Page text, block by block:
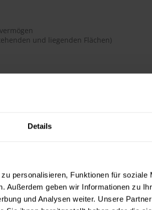
Details
personalisieren, Funktionen für soziale
Außerdem geben wir Informationen zu
und Analysen weiter. Unsere
und liegenden Flächen)